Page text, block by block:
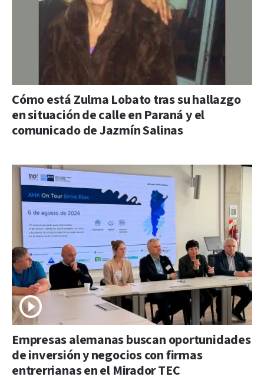
Cómo está Zulma Lobato tras su hallazgo
en situación de calle en Paraná y el
comunicado de Jazmín Salinas
Empresas alemanas buscan oportunidades
de inversión y negocios con firmas
entrerrianas en el Mirador TEC